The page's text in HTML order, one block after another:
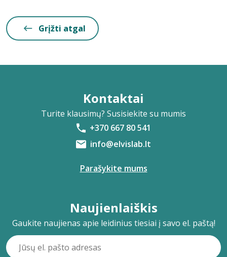
Grįžti atgal
Kontaktai
Turite klausimų? Susisiekite su mumis
+370 667 80 541
info@elvislab.lt
Parašykite mums
Naujienlaiškis
Gaukite naujienas apie leidinius tiesiai į savo el. paštą!